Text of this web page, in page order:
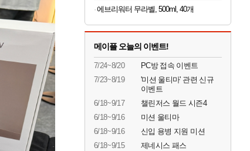
에브리워터 무라벨, 500ml, 40개
메이플 오늘의 이벤트!
7/24~8/20
PC방 접속 이벤트
7/23~8/19
'미션 울티마' 관련 신규
이벤트
6/18~9/17
챌린저스 월드 시즌4
6/18~9/16
미션 울티마
6/18~9/16
신입 용병 지원 미션
6/18~9/15
제네시스 패스